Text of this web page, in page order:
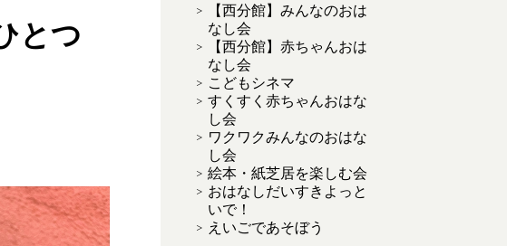
とつ
【西分館】みんなのおは
なし会
【西分館】赤ちゃんおは
なし会
こどもシネマ
すくすく赤ちゃんおはな
し会
ワクワクみんなのおはな
し会
絵本・紙芝居を楽しむ会
おはなしだいすきよっと
いで！
えいごであそぼう